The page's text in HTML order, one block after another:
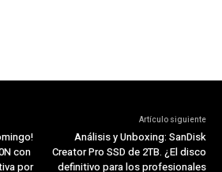
con
por
Artículo siguiente
Análisis y Unboxing: SanDisk
Creator Pro SSD de 2TB. ¿El disco
definitivo para los profesionales